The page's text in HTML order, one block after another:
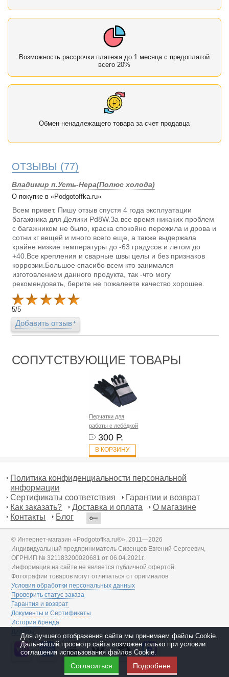
Возможность рассрочки платежа до 1 месяца с предоплатой
всего 20%
Обмен ненадлежащего товара за счет продавца
ОТЗЫВЫ (77)
Владимир п.Усть-Нера(Полюс холода)
О покупке в «Podgotoffka.ru»
Всем привет. Пишу отзыв спустя 4 года эксплуатации
багажника для Делики Pd8W.За все время никаких проблем
с багажником не было, краска спокойно пережила и дрова и
сотни кг вещей и много всего еще, а также выдержала
крайне низкие температуры до -63 градусов и летом до
+40.Все крепления и сварные швы целы и без признаков
коррозии.Большое спасибо всем кто занимался
изготовлением данного продукта, так -что могу
рекомендовать, берите не пожалеете качество хорошее.
5/5
Добавить отзыв
СОПУТСТВУЮЩИЕ ТОВАРЫ
Перчатки для
работы с лебёдкой
300 Р.
В КОРЗИНУ
Политика конфиденциальности персональной
информации
Сертификаты соответствия
Гарантии и возврат
Как заказать?
Доставка и оплата
О магазине
Контакты
Блог
© Интернет-магазин «Podgotoffka.ru®», 2011—2026
Индивидуальный предприниматель Сивенцев Евгений Сергеевич,
ОГРНИП № 321183200020681 от 06.04.2021г.
Информация на сайте не является публичной офертой
Фотографии товаров могут отличаться от оригиналов
Условия обработки персональных данных
Проверить статус заказа
Гарантия и возврат
Документы и Сертификаты
История бренда
Дилеры
Для лучшего отображения сайта мы принимаем файлы Cookie.
Дальнейший просмотр сайта возможен только при условии
соглашения использования файлов Cookie.
Согласиться Подробнее